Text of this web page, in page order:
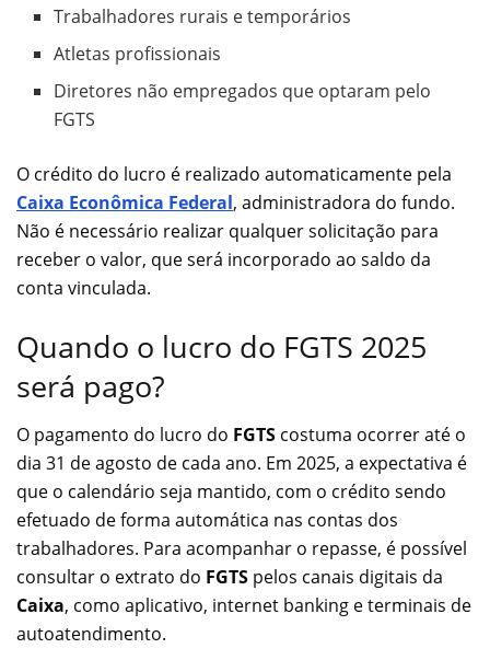
Trabalhadores rurais e temporários
Atletas profissionais
Diretores não empregados que optaram pelo
FGTS
O crédito do lucro é realizado automaticamente pela
Caixa Econômica Federal, administradora do fundo.
Não é necessário realizar qualquer solicitação para
receber o valor, que será incorporado ao saldo da
conta vinculada.
Quando o lucro do FGTS 2025
será pago?
O pagamento do lucro do FGTS costuma ocorrer até o
dia 31 de agosto de cada ano. Em 2025, a expectativa é
que o calendário seja mantido, com o crédito sendo
efetuado de forma automática nas contas dos
trabalhadores. Para acompanhar o repasse, é possível
consultar o extrato do FGTS pelos canais digitais da
Caixa, como aplicativo, internet banking e terminais de
autoatendimento.